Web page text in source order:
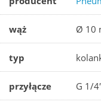
wąż Ø 10
typ
przyłącze G 1/